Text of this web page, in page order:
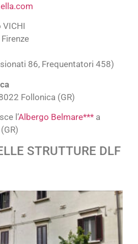
86, Frequentatori 458)
Follonica (GR)
l’Albergo Belmare*** a
STRUTTURE DLF